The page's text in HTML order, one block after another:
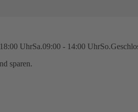
UhrSa.09:00 - 14:00 UhrSo.
sparen.